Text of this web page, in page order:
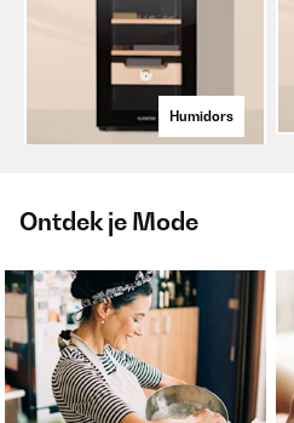
Humidors
Ontdek je Mode